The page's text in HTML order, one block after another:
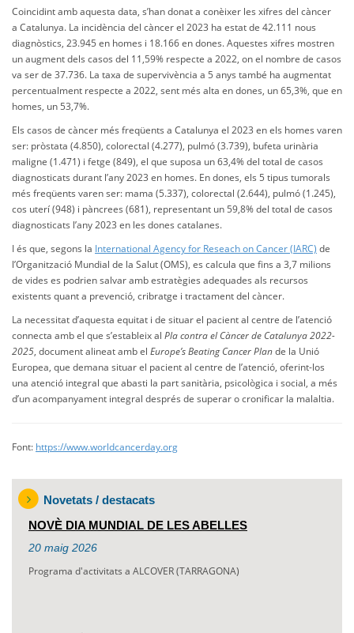
Coincidint amb aquesta data, s’han donat a conèixer les xifres del càncer
a Catalunya. La incidència del càncer el 2023 ha estat de 42.111 nous
diagnòstics, 23.945 en homes i 18.166 en dones. Aquestes xifres mostren
un augment dels casos del 11,59% respecte a 2022, on el nombre de casos
va ser de 37.736. La taxa de supervivència a 5 anys també ha augmentat
percentualment respecte a 2022, sent més alta en dones, un 65,3%, que en
homes, un 53,7%.
Els casos de càncer més freqüents a Catalunya el 2023 en els homes varen
ser: pròstata (4.850), colorectal (4.277), pulmó (3.739), bufeta urinària
maligne (1.471) i fetge (849), el que suposa un 63,4% del total de casos
diagnosticats durant l’any 2023 en homes. En dones, els 5 tipus tumorals
més freqüents varen ser: mama (5.337), colorectal (2.644), pulmó (1.245),
cos uterí (948) i pàncrees (681), representant un 59,8% del total de casos
diagnosticats l’any 2023 en les dones catalanes.
I és que, segons la International Agency for Reseach on Cancer (IARC) de
l’Organització Mundial de la Salut (OMS), es calcula que fins a 3,7 milions
de vides es podrien salvar amb estratègies adequades als recursos
existents quant a prevenció, cribratge i tractament del càncer.
La necessitat d’aquesta equitat i de situar el pacient al centre de l’atenció
connecta amb el que s’estableix al Pla contra el Càncer de Catalunya 2022-
2025, document alineat amb el Europe’s Beating Cancer Plande la Unió
Europea, que demana situar el pacient al centre de l’atenció, oferint-los
una atenció integral que abasti la part sanitària, psicològica i social, a més
d’un acompanyament integral després de superar o cronificar la malaltia.
Font: https://www.worldcancerday.org
Novetats / destacats
NOVÈ DIA MUNDIAL DE LES ABELLES
20 maig 2026
Programa d'activitats a ALCOVER (TARRAGONA)